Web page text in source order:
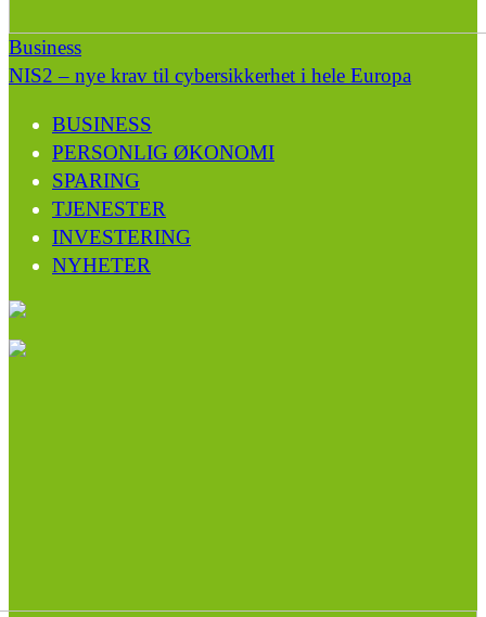
Business
NIS2 – nye krav til cybersikkerhet i hele Europa
BUSINESS
PERSONLIG ØKONOMI
SPARING
TJENESTER
INVESTERING
NYHETER